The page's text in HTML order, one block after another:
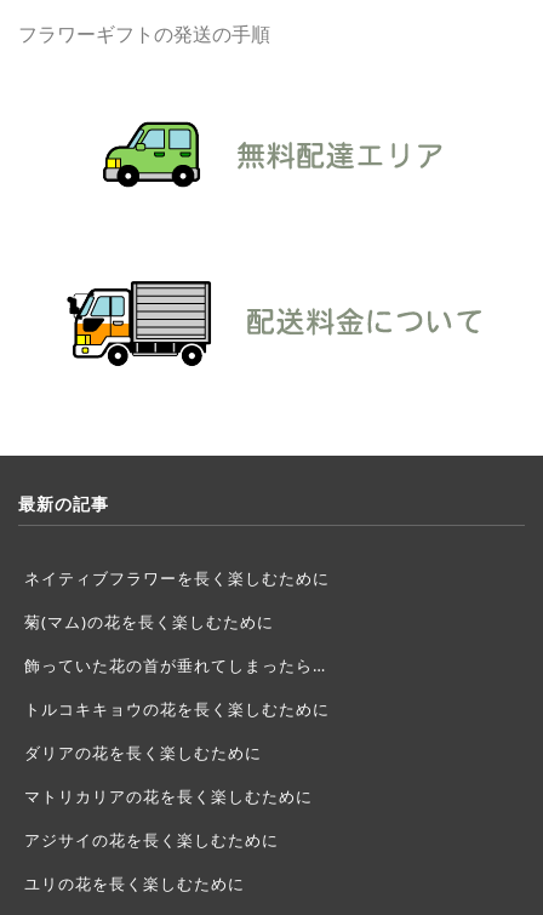
フラワーギフトの発送の手順
最新の記事
ネイティブフラワーを長く楽しむために
菊(マム)の花を長く楽しむために
飾っていた花の首が垂れてしまったら…
トルコキキョウの花を長く楽しむために
ダリアの花を長く楽しむために
マトリカリアの花を長く楽しむために
アジサイの花を長く楽しむために
ユリの花を長く楽しむために